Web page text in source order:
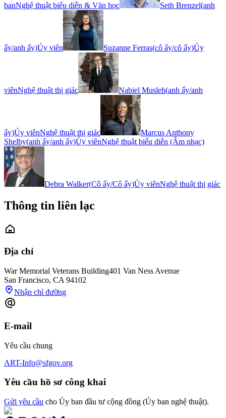
banNghệ thuật biểu diễn & Văn học Seth Brenzel(anh
ấy/anh ấy)Ủy viên Suzanne Ferras(cô ấy/cô ấy)Ủy
viênNghệ thuật thị giác Nabiel Musleh(anh ấy/anh
ấy)Ủy viênNghệ thuật thị giác
Marcus Anthony
Shelby(anh ấy/anh ấy)Ủy viênNghệ thuật biểu diễn (Âm nhạc)
Debra Walker(Cô ấy/Cô ấy)Ủy viênNghệ thuật thị giác
Thông tin liên lạc
Địa chỉ
War Memorial Veterans Building401 Van Ness Avenue
San Francisco, CA 94102
Nhận chỉ đường
E-mail
Yêu cầu chung
ART-Info@sfgov.org
Yêu cầu hồ sơ công khai
Gửi yêu cầu cho Ủy ban đầu tư cộng đồng (Ủy ban nghệ thuật).